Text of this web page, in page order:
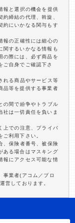
報と選択の機会を提供
締結の代理、斡旋、
約にいかなる関与もす
報の正確性には細心の
関するいかなる情報も
の際には、必ず商品を
ご自身でご確認下さ
れる商品やサービス等
品等を提供する事業者
の間で紛争やトラブル
社は一切責任を負いま
上での注意、プライバ
利用下さい。
、保険者番号、被保険
ある場合はマスキング
報にアクセス可能な情
事業者(アコム／プロ
営しております。